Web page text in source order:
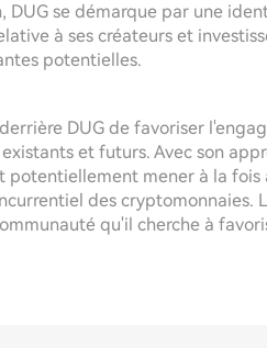
DUG se démarque par une
à ses créateurs et
potentielles.
DUG de favoriser
et futurs. Avec son
potentiellement mener à la fois
des cryptomonnaies.
qu'il cherche à